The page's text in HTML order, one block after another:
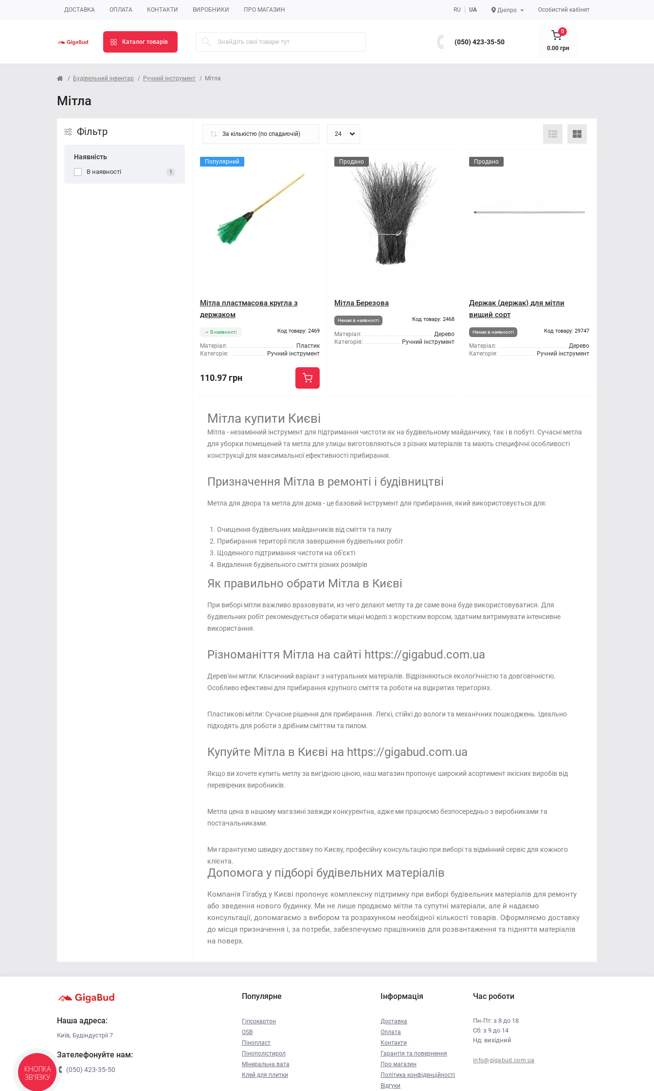
ДОСТАВКА ОПЛАТА КОНТАКТИ ВИРОБНИКИ ПРО МАГАЗИН RU UA Дніпро Особистий кабінет
Каталог товарів (050) 423-35-50
0
0.00 грн
Будівельний інвентар Ручний інструмент Мітла
Мітла
Фільтр
Наявність
В наявності 1
Популярний
Мітла пластмасова кругла з
держаком
В наявності Код товару: 2469
Матеріал:
Пластик
Категорія:
Ручний інструмент
110.97 грн
Продано
Мітла Березова
Немає в наявності Код товару: 2468
Матеріал:
Дерево
Категорія:
Ручний інструмент
Продано
Держак (держак) для мітли
вищий сорт
Немає в наявності Код товару: 29747
Матеріал:
Дерево
Категорія:
Ручний інструмент
Мітла купити Києві
Мітла - незамінний інструмент для підтримання чистоти як на будівельному майданчику, так і в побуті. Сучасні метла
для уборки помещений та метла для улицы виготовляються з різних матеріалів та мають специфічні особливості
конструкції для максимальної ефективності прибирання.
Призначення Мітла в ремонті і будівництві
Метла для двора та метла для дома - це базовий інструмент для прибирання, який використовується для:
Очищення будівельних майданчиків від сміття та пилу
Прибирання території після завершення будівельних робіт
Щоденного підтримання чистоти на об'єкті
Видалення будівельного сміття різних розмірів
Як правильно обрати Мітла в Києві
При виборі мітли важливо враховувати, из чего делают метлу та де саме вона буде використовуватися. Для
будівельних робіт рекомендується обирати міцні моделі з жорстким ворсом, здатним витримувати інтенсивне
використання.
Різноманіття Мітла на сайті https://gigabud.com.ua
Дерев'яні мітли: Класичний варіант з натуральних матеріалів. Відрізняються екологічністю та довговічністю.
Особливо ефективні для прибирання крупного сміття та роботи на відкритих територіях.
Пластикові мітли: Сучасне рішення для прибирання. Легкі, стійкі до вологи та механічних пошкоджень. Ідеально
підходять для роботи з дрібним сміттям та пилом.
Купуйте Мітла в Києві на https://gigabud.com.ua
Якщо ви хочете купить метлу за вигідною ціною, наш магазин пропонує широкий асортимент якісних виробів від
перевірених виробників.
Метла цена в нашому магазині завжди конкурентна, адже ми працюємо безпосередньо з виробниками та
постачальниками.
Ми гарантуємо швидку доставку по Києву, професійну консультацію при виборі та відмінний сервіс для кожного
клієнта.
Допомога у підборі будівельних матеріалів
Компанія Гігабуд у Києві пропонує комплексну підтримку при виборі будівельних матеріалів для ремонту
або зведення нового будинку. Ми не лише продаємо мітли та супутні матеріали, але й надаємо
консультації, допомагаємо з вибором та розрахунком необхідної кількості товарів. Оформляємо доставку
до місця призначення і, за потреби, забезпечуємо працівників для розвантаження та підняття матеріалів
на поверх.
Наша адреса:
Київ, Будіндустрії 7
Зателефонуйте нам:
(050) 423-35-50
Популярне
Гіпсокартон
OSB
Пінопласт
Пінополістирол
Мінеральна вата
Клей для плитки
Інформація
Доставка
Оплата
Контакти
Гарантія та повернення
Про магазин
Політика конфіденційності
Відгуки
Час роботи
Пн-Пт: з 8 до 18
Сб: з 9 до 14
Нд: вихідний
info@gigabud.com.ua
КНОПКА
ЗВ'ЯЗКУ